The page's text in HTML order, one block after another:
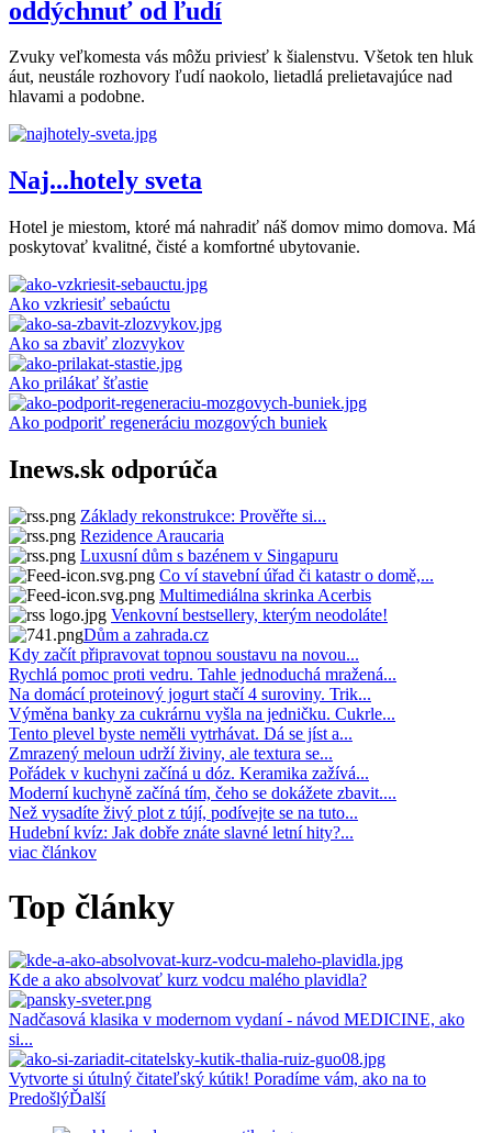
oddýchnuť od ľudí
Zvuky veľkomesta vás môžu priviesť k šialenstvu. Všetok ten hluk
áut, neustále rozhovory ľudí naokolo, lietadlá prelietavajúce nad
hlavami a podobne.
Naj...hotely sveta
Hotel je miestom, ktoré má nahradiť náš domov mimo domova. Má
poskytovať kvalitné, čisté a komfortné ubytovanie.
Ako vzkriesiť sebaúctu
Ako sa zbaviť zlozvykov
Ako prilákať šťastie
Ako podporiť regeneráciu mozgových buniek
Inews.sk odporúča
Základy rekonstrukce: Prověřte si...
Rezidence Araucaria
Luxusní dům s bazénem v Singapuru
Co ví stavební úřad či katastr o domě,...
Multimediálna skrinka Acerbis
Venkovní bestsellery, kterým neodoláte!
Dům a zahrada.cz
Kdy začít připravovat topnou soustavu na novou...
Rychlá pomoc proti vedru. Tahle jednoduchá mražená...
Na domácí proteinový jogurt stačí 4 suroviny. Trik...
Výměna banky za cukrárnu vyšla na jedničku. Cukrle...
Tento plevel byste neměli vytrhávat. Dá se jíst a...
Zmrazený meloun udrží živiny, ale textura se...
Pořádek v kuchyni začíná u dóz. Keramika zažívá...
Moderní kuchyně začíná tím, čeho se dokážete zbavit....
Než vysadíte živý plot z tújí, podívejte se na tuto...
Hudební kvíz: Jak dobře znáte slavné letní hity?...
viac článkov
Top články
Kde a ako absolvovať kurz vodcu malého plavidla?
Nadčasová klasika v modernom vydaní - návod MEDICINE, ako
si...
Vytvorte si útulný čitateľský kútik! Poradíme vám, ako na to
PredošlýĎalší